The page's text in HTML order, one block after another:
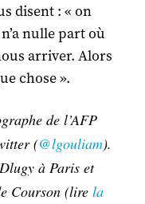
disent : « on
nulle part où
arriver. Alors
chose ».
de l’AFP
(@lgouliam).
à Paris et
Courson (lire la